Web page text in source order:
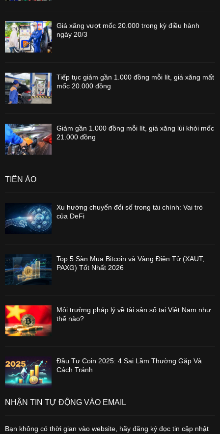
Giá xăng vượt mốc 20.000 trong kỳ điều hành
ngày 20/3
Tiếp tục giảm gần 1.000 đồng mỗi lít, giá xăng mất
mốc 20.000 đồng
Giảm gần 1.000 đồng mỗi lít, giá xăng lùi khỏi mốc
21.000 đồng
TIỀN ẢO
Xu hướng chuyển đổi số trong tài chính: Vai trò
của DeFi
Top 5 Sàn Mua Bitcoin và Vàng Điện Tử (XAUT,
PAXG) Tốt Nhất 2026
Môi trường pháp lý về tài sản số tại Việt Nam như
thế nào?
Đầu Tư Coin 2025: 4 Sai Lầm Thường Gặp Và
Cách Tránh
NHẬN TIN TỰ ĐỘNG VÀO EMAIL
Bạn không có thời gian vào website, hãy đăng ký đọc tin cập nhật